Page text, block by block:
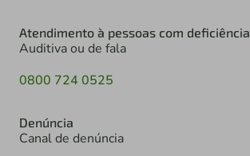
Atendimento à pessoas com deficiência
Auditiva ou de fala
0800 724 0525
Denúncia
Canal de denúncia